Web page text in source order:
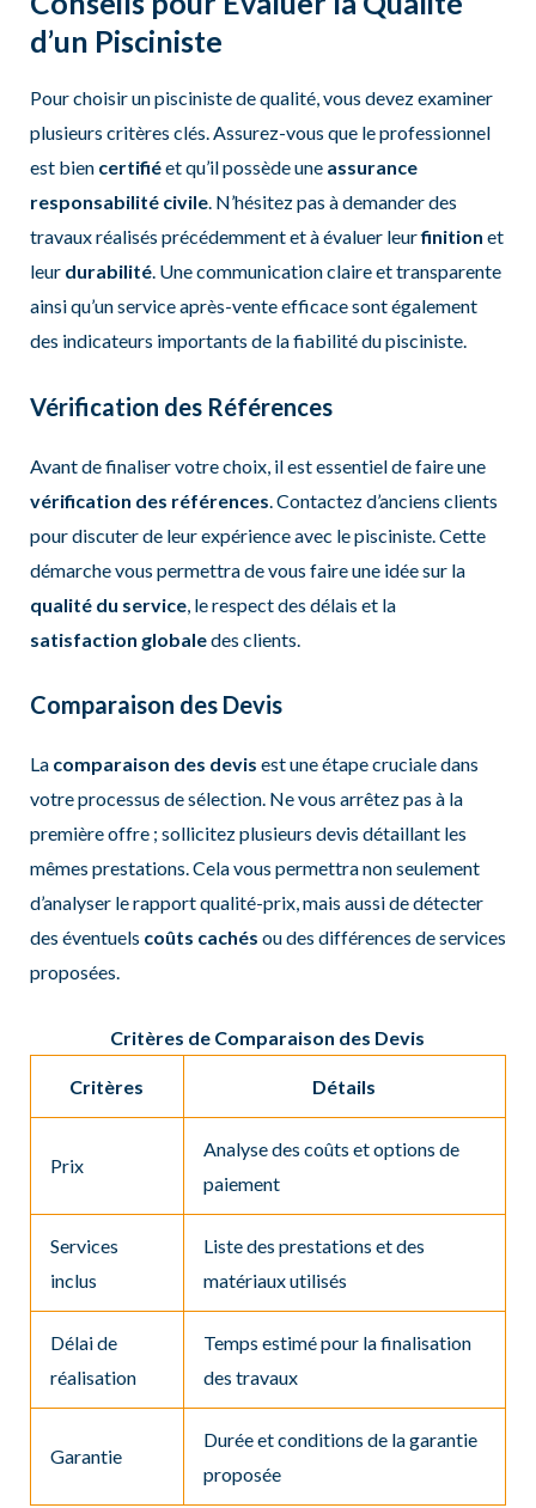
d’un Pisciniste
Pour choisir un pisciniste de qualité, vous devez examiner
plusieurs critères clés. Assurez-vous que le professionnel
est bien certifiéet qu’il possède une assurance
responsabilité civile. N’hésitez pas à demander des
travaux réalisés précédemment et à évaluer leurfinition et
leur durabilité. Une communication claire et transparente
ainsi qu’un service après-vente efficace sont également
des indicateurs importants de la fiabilité du pisciniste.
Vérification des Références
Avant de finaliser votre choix, il est essentiel de faire une
vérification des références . Contactez d’anciens clients
pour discuter de leur expérience avec le pisciniste. Cette
démarche vous permettra de vous faire une idée sur la
qualité du service, le respect des délais et la
satisfaction globaledes clients.
Comparaison des Devis
La comparaison des devis est une étape cruciale dans
votre processus de sélection. Ne vous arrêtez pas à la
première offre ; sollicitez plusieurs devis détaillant les
mêmes prestations. Cela vous permettra non seulement
d’analyser le rapport qualité-prix, mais aussi de détecter
des éventuels coûts cachés ou des différences de services
proposées.
Critères de Comparaison des Devis
Critères Détails
Prix
Analyse des coûts et options de
paiement
Services
inclus
Liste des prestations et des
matériaux utilisés
Délai de
réalisation
Temps estimé pour la finalisation
des travaux
Garantie
Durée et conditions de la garantie
proposée